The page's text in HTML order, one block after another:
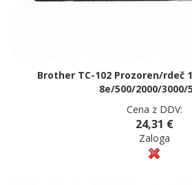
Brother TC-102 Prozoren/rdeč
8e/500/2000/3000/
Cena z DDV:
24,31 €
Zaloga